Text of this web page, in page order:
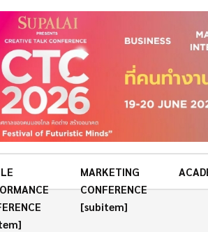
MARKETING
CONFERENCE
[subitem]